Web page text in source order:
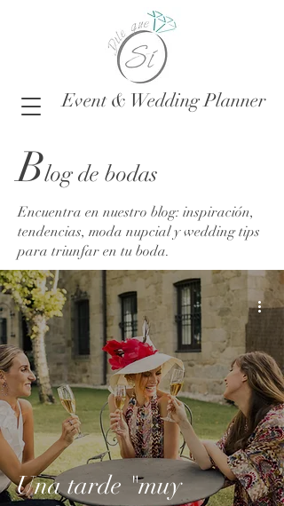
Event & Wedding Planner
Blog de bodas
Encuentra en nuestro blog: inspiración,
tendencias, moda nupcial y wedding tips
para triunfar en tu boda.
Una tarde "muy